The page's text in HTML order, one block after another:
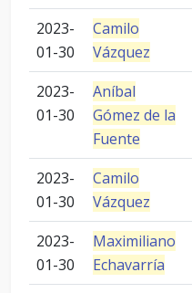
2023-
01-30
Camilo
Vázquez
2023-
01-30
Aníbal
Gómez de la
Fuente
2023-
01-30
Camilo
Vázquez
2023-
01-30
Maximiliano
Echavarría